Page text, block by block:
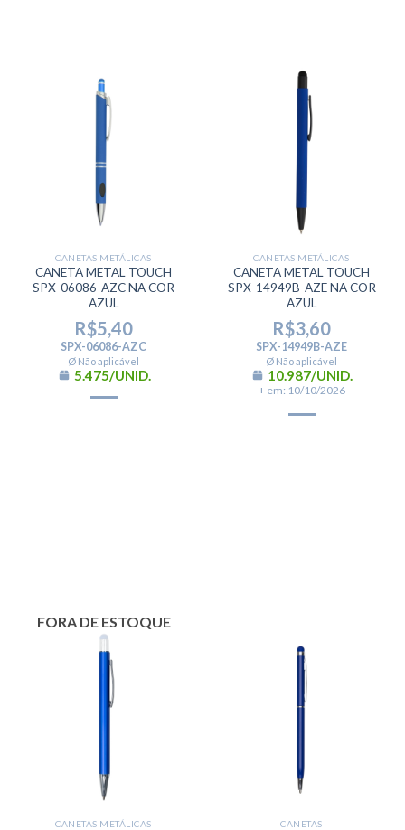
CANETAS METÁLICAS
CANETA METAL TOUCH
SPX-06086-AZC NA COR
AZUL
R$5,40
SPX-06086-AZC
Ø Não aplicável
5.475/UNID.
CANETAS METÁLICAS
CANETA METAL TOUCH
SPX-14949B-AZE NA COR
AZUL
R$3,60
SPX-14949B-AZE
Ø Não aplicável
10.987/UNID.
+ em: 10/10/2026
FORA DE ESTOQUE
CANETAS METÁLICAS CANETAS